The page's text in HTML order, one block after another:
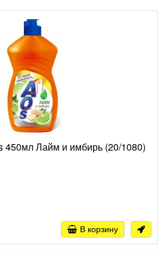
450мл Лайм и имбирь (20/1080)
В корзину